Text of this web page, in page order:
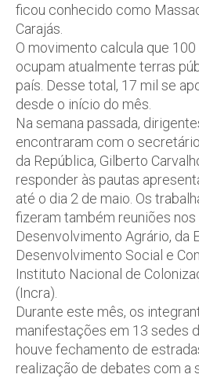
ficou conhecido como
Carajás.
O movimento calcula que
ocupam atualmente terras
país. Desse total, 17 mil se
desde o início do mês.
Na semana passada,
encontraram com o
da República, Gilberto
responder às pautas
até o dia 2 de maio. Os
fizeram também reuniões
Desenvolvimento Agrário, da
Desenvolvimento Social e
Instituto Nacional de
(Incra).
Durante este mês, os
manifestações em 13 sedes
houve fechamento de
realização de debates com a